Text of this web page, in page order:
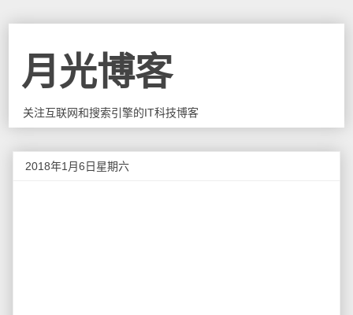
月光博客
关注互联网和搜索引擎的IT科技博客
2018年1月6日星期六